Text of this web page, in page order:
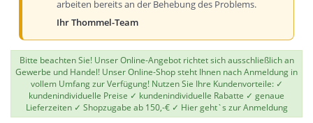
arbeiten bereits an der Behebung des Problems.
Ihr Thommel-Team
Bitte beachten Sie! Unser Online-Angebot richtet sich ausschließlich an
Gewerbe und Handel! Unser Online-Shop steht Ihnen nach Anmeldung in
vollem Umfang zur Verfügung! Nutzen Sie Ihre Kundenvorteile: ✓
kundenindividuelle Preise ✓ kundenindividuelle Rabatte ✓ genaue
Lieferzeiten ✓ Shopzugabe ab 150,-€ ✓ Hier geht`s zur Anmeldung